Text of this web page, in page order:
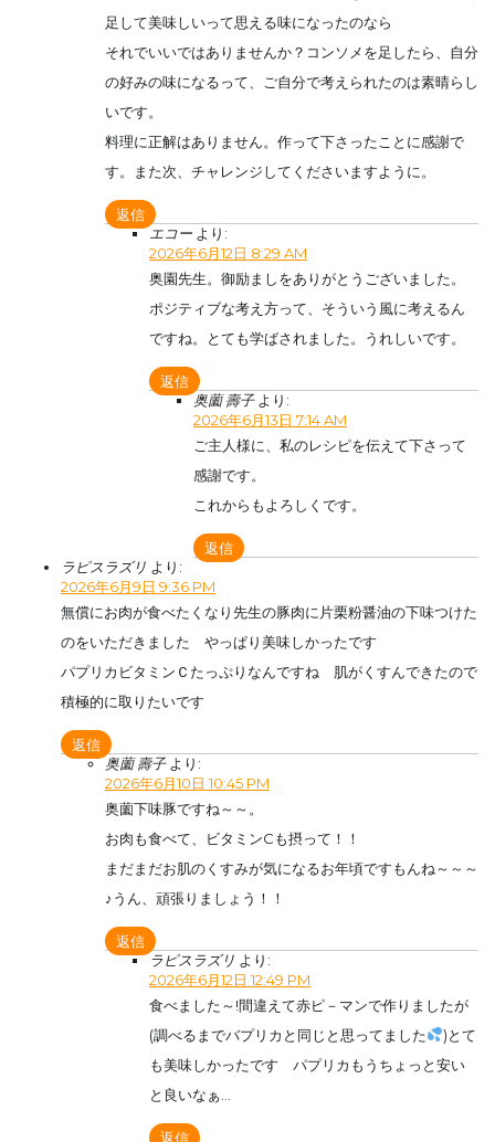
足して美味しいって思える味になったのなら
それでいいではありませんか？コンソメを足したら、自分
の好みの味になるって、ご自分で考えられたのは素晴らし
いです。
料理に正解はありません。作って下さったことに感謝で
す。また次、チャレンジしてくださいますように。
返信
エコー より:
2026年6月12日 8:29 AM
奥園先生。御励ましをありがとうございました。
ポジティブな考え方って、そういう風に考えるん
ですね。とても学ばされました。うれしいです。
返信
奥薗 壽子 より:
2026年6月13日 7:14 AM
ご主人様に、私のレシピを伝えて下さって
感謝です。
これからもよろしくです。
返信
ラピスラズリ より:
2026年6月9日 9:36 PM
無償にお肉が食べたくなり先生の豚肉に片栗粉醤油の下味つけた
のをいただきました やっぱり美味しかったです
パプリカビタミンＣたっぷりなんですね 肌がくすんできたので
積極的に取りたいです
返信
奥薗 壽子 より:
2026年6月10日 10:45 PM
奥薗下味豚ですね～～。
お肉も食べて、ビタミンCも摂って！！
まだまだお肌のくすみが気になるお年頃ですもんね～～～
♪うん、頑張りましょう！！
返信
ラピスラズリ より:
2026年6月12日 12:49 PM
食べました～!間違えて赤ピ－マンで作りましたが
(調べるまでバプリカと同じと思ってました
)とて
も美味しかったです パプリカもうちょっと安い
と良いなぁ…
返信